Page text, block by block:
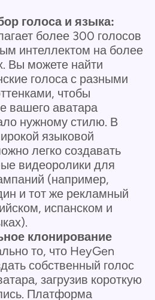
голоса и языка:
более 300 голосов
интеллектом на более
Вы можете найти
голоса с разными
чтобы
вашего аватара
нужному стилю. В
языковой
легко создавать
видеоролики для
(например,
и тот же рекламный
испанском и
клонирование
то, что HeyGen
собственный голос
загрузив короткую
Платформа